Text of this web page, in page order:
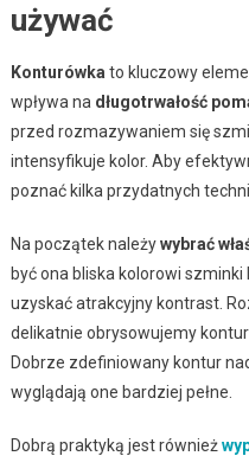
używać
Konturówka to kluczowy
wpływa na długotrwałość
przed rozmazywaniem się
intensyfikuje kolor. Aby
poznać kilka przydatnych
Na początek należywybrać
być ona bliska kolorowi
uzyskać atrakcyjny kontrast.
delikatnie obrysowujemy
Dobrze zdefiniowany kontur
wyglądają one bardziej pełne.
Dobrą praktyką jest również